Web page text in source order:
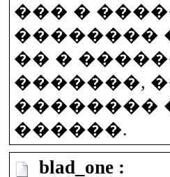
��� �
��������
�� �
�������,
��������
������.
blad_one :